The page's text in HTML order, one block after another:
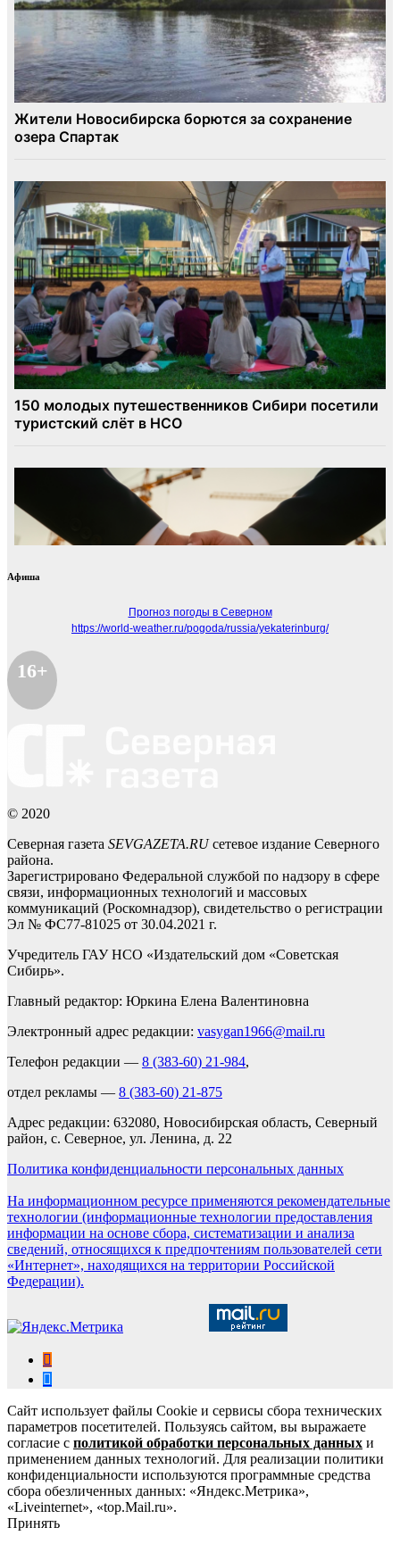
Афиша
Прогноз погоды в Северном
https://world-weather.ru/pogoda/russia/yekaterinburg/
16+
© 2020
Северная газета SEVGAZETA.RUсетевое издание Северного
района.
Зарегистрировано Федеральной службой по надзору в сфере
связи, информационных технологий и массовых
коммуникаций (Роскомнадзор), свидетельство о регистрации
Эл № ФС77-81025 от 30.04.2021 г.
Учредитель ГАУ НСО «Издательский дом «Советская
Сибирь».
Главный редактор: Юркина Елена Валентиновна
Электронный адрес редакции: vasygan1966@mail.ru
Телефон редакции — 8 (383-60) 21-984,
отдел рекламы — 8 (383-60) 21-875
Адрес редакции: 632080, Новосибирская область, Северный
район, с. Северное, ул. Ленина, д. 22
Политика конфиденциальности персональных данных
На информационном ресурсе применяются рекомендательные
технологии (информационные технологии предоставления
информации на основе сбора, систематизации и анализа
сведений, относящихся к предпочтениям пользователей сети
«Интернет», находящихся на территории Российской
Федерации).
Сайт использует файлы Cookie и сервисы сбора технических
параметров посетителей. Пользуясь сайтом, вы выражаете
согласие с политикой обработки персональных данных и
применением данных технологий. Для реализации политики
конфиденциальности используются программные средства
сбора обезличенных данных: «Яндекс.Метрика»,
«Liveinternet», «top.Mail.ru».
Принять